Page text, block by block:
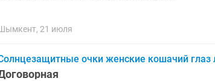
21 июля
очки женские кошачий глаз